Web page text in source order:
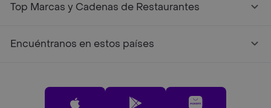
Top Marcas y Cadenas de Restaurantes
Encuéntranos en estos países